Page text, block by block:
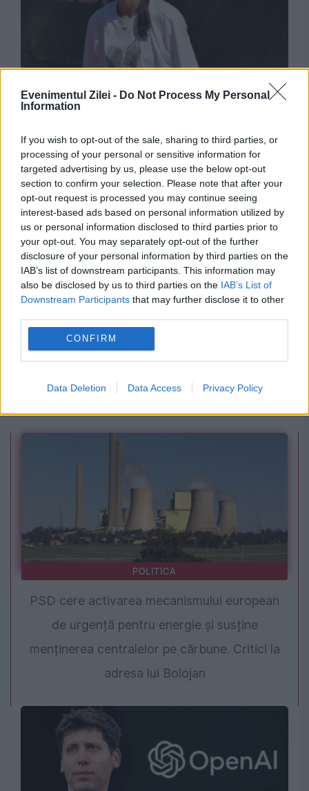
Evenimentul Zilei - Do Not Process My Personal
Information
If you wish to opt-out of the sale, sharing to third parties, or
processing of your personal or sensitive information for
targeted advertising by us, please use the below opt-out
section to confirm your selection. Please note that after your
opt-out request is processed you may continue seeing
interest-based ads based on personal information utilized by
us or personal information disclosed to third parties prior to
your opt-out. You may separately opt-out of the further
disclosure of your personal information by third parties on the
IAB’s list of downstream participants. This information may
also be disclosed by us to third parties on the IAB’s List of
Downstream Participants that may further disclose it to other
CONFIRM
Data Deletion Data Access Privacy Policy
SPORT
Toronto. Sportiva riscă să iasă din top 20
WTA
EVENIMENTUL ISTORIC
POLITICA
PSD cere activarea mecanismului european
de urgență pentru energie și susține
menținerea centralelor pe cărbune. Critici la
adresa lui Bolojan